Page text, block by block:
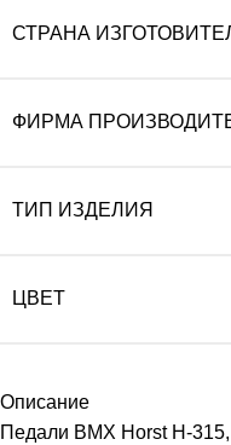
СТРАНА
ФИРМА
ТИП ИЗДЕЛИЯ
ЦВЕТ
Описание
Педали BMX Horst H-